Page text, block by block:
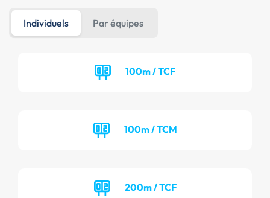
Individuels Par équipes
100m / TCF
100m / TCM
200m / TCF